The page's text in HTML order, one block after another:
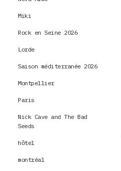
Miki
Rock en Seine 2026
Lorde
Saison méditerranée 2026
Montpellier
Paris
Nick Cave and The Bad
Seeds
hôtel
montréal